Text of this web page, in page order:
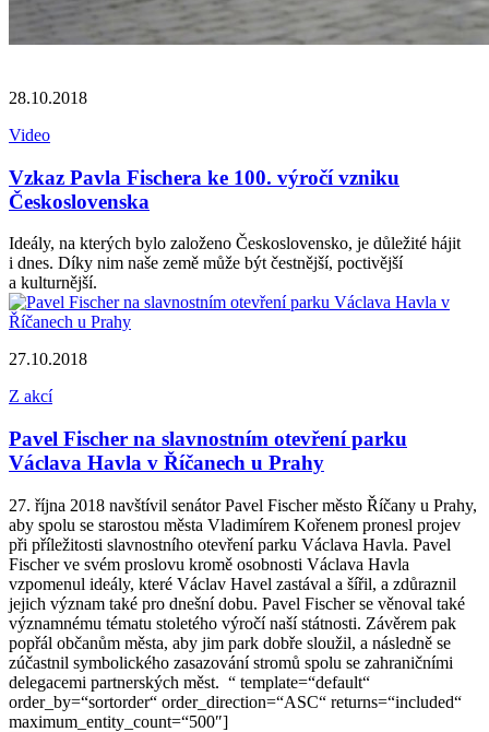
28.10.2018
Video
Vzkaz Pavla Fischera ke 100. výročí vzniku
Československa
Ideály, na kterých bylo založeno Československo, je důležité hájit
i dnes. Díky nim naše země může být čestnější, poctivější
a kulturnější.
27.10.2018
Z akcí
Pavel Fischer na slavnostním otevření parku
Václava Havla v Říčanech u Prahy
27. října 2018 navštívil senátor Pavel Fischer město Říčany u Prahy,
aby spolu se starostou města Vladimírem Kořenem pronesl projev
při příležitosti slavnostního otevření parku Václava Havla. Pavel
Fischer ve svém proslovu kromě osobnosti Václava Havla
vzpomenul ideály, které Václav Havel zastával a šířil, a zdůraznil
jejich význam také pro dnešní dobu. Pavel Fischer se věnoval také
významnému tématu stoletého výročí naší státnosti. Závěrem pak
popřál občanům města, aby jim park dobře sloužil, a následně se
zúčastnil symbolického zasazování stromů spolu se zahraničními
delegacemi partnerských měst. “ template=“default“
order_by=“sortorder“ order_direction=“ASC“ returns=“included“
maximum_entity_count=“500″]